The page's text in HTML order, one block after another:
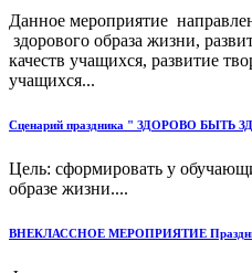
Данное мероприятие
здорового образа жизни,
качеств учащихся, развитие
учащихся...
Сценарий праздника " ЗДОРОВО БЫТЬ
Цель: сформировать у
образе жизни....
ВНЕКЛАССНОЕ МЕРОПРИЯТИЕ Праздник